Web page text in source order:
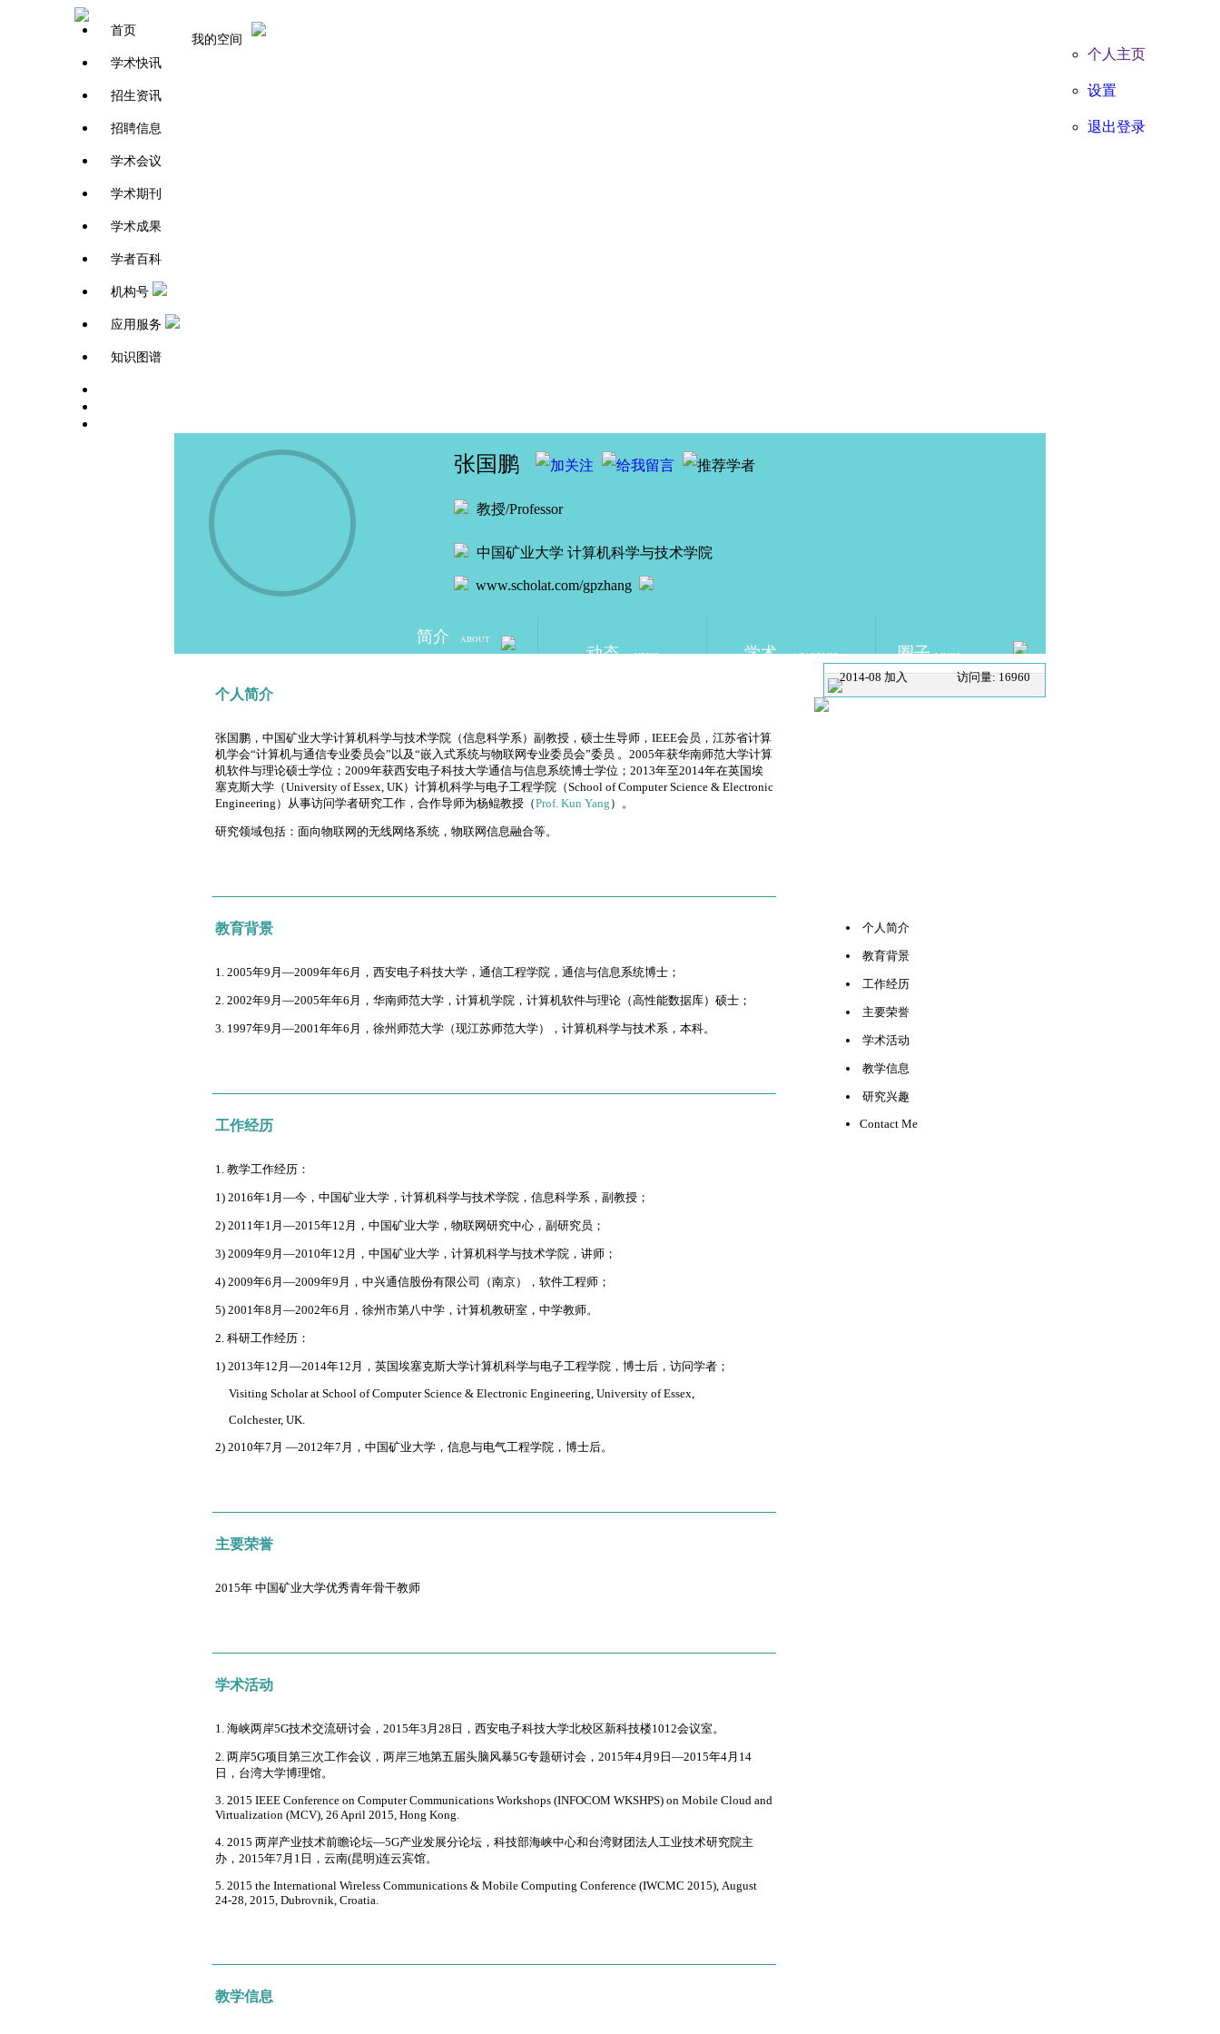
首页
学术快讯
招生资讯
招聘信息
学术会议
学术期刊
学术成果
学者百科
机构号
应用服务
知识图谱
我的空间
个人主页
设置
退出登录
张国鹏
教授/Professor
中国矿业大学 计算机科学与技术学院
www.scholat.com/gpzhang
简介 ABOUT
动态NEWS 学术ACADEMIC 圈子LINKS
个人简介
张国鹏，中国矿业大学计算机科学与技术学院（信息科学系）副教授，硕士生导师，IEEE会员，江苏省计算
机学会“计算机与通信专业委员会”以及“嵌入式系统与物联网专业委员会”委员 。2005年获华南师范大学计算
机软件与理论硕士学位；2009年获西安电子科技大学通信与信息系统博士学位；2013年至2014年在英国埃
塞克斯大学（University of Essex, UK）计算机科学与电子工程学院（School of Computer Science & Electronic
Engineering）从事访问学者研究工作，合作导师为杨鲲教授（Prof. Kun Yang ）。
研究领域包括：面向物联网的无线网络系统，物联网信息融合等。
教育背景
1. 2005年9月—2009年年6月，西安电子科技大学，通信工程学院，通信与信息系统博士；
2. 2002年9月—2005年年6月，华南师范大学，计算机学院，计算机软件与理论（高性能数据库）硕士；
3. 1997年9月—2001年年6月，徐州师范大学（现江苏师范大学），计算机科学与技术系，本科。
工作经历
1. 教学工作经历：
1) 2016年1月—今，中国矿业大学，计算机科学与技术学院，信息科学系，副教授；
2) 2011年1月—2015年12月，中国矿业大学，物联网研究中心，副研究员；
3) 2009年9月—2010年12月，中国矿业大学，计算机科学与技术学院，讲师；
4) 2009年6月—2009年9月，中兴通信股份有限公司（南京），软件工程师；
5) 2001年8月—2002年6月，徐州市第八中学，计算机教研室，中学教师。
2. 科研工作经历：
1) 2013年12月—2014年12月，英国埃塞克斯大学计算机科学与电子工程学院，博士后，访问学者；
Visiting Scholar at School of Computer Science & Electronic Engineering, University of Essex,
Colchester, UK.
2) 2010年7月 —2012年7月，中国矿业大学，信息与电气工程学院，博士后。
主要荣誉
2015年 中国矿业大学优秀青年骨干教师
学术活动
1. 海峡两岸5G技术交流研讨会，2015年3月28日，西安电子科技大学北校区新科技楼1012会议室。
2. 两岸5G项目第三次工作会议，两岸三地第五届头脑风暴5G专题研讨会，2015年4月9日—2015年4月14
日， 台湾大学博理馆。
3. 2015 IEEE Conference on Computer Communications Workshops (INFOCOM WKSHPS) on Mobile Cloud and
Virtualization (MCV), 26 April 2015, Hong Kong.
4. 2015 两岸产业技术前瞻论坛—5G产业发展分论坛，科技部海峡中心和台湾财团法人工业技术研究院主
办， 2015年7月1日，云南(昆明)连云宾馆。
5. 2015 the International Wireless Communications & Mobile Computing Conference (IWCMC 2015), August
24-28, 2015, Dubrovnik, Croatia.
教学信息
2014-08 加入 访问量: 16960
个人简介
教育背景
工作经历
主要荣誉
学术活动
教学信息
研究兴趣
Contact Me